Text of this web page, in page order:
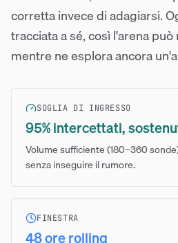
corretta invece di adagiarsi.
tracciata a sé, così l'arena
mentre ne esplora ancora
SOGLIA DI INGRESSO
95% intercettati,
Volume sufficiente (180–360
senza inseguire il rumore.
FINESTRA
48 ore rolling